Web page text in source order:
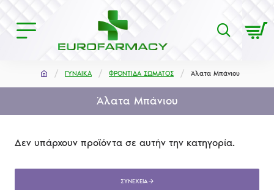
ΓΥΝΑΙΚΑ ΦΡΟΝΤΙΔΑ ΣΩΜΑΤΟΣ Άλατα Μπάνιου
Άλατα Μπάνιου
Δεν υπάρχουν προϊόντα σε αυτήν την κατηγορία.
ΣΥΝΈΧΕΙΑ